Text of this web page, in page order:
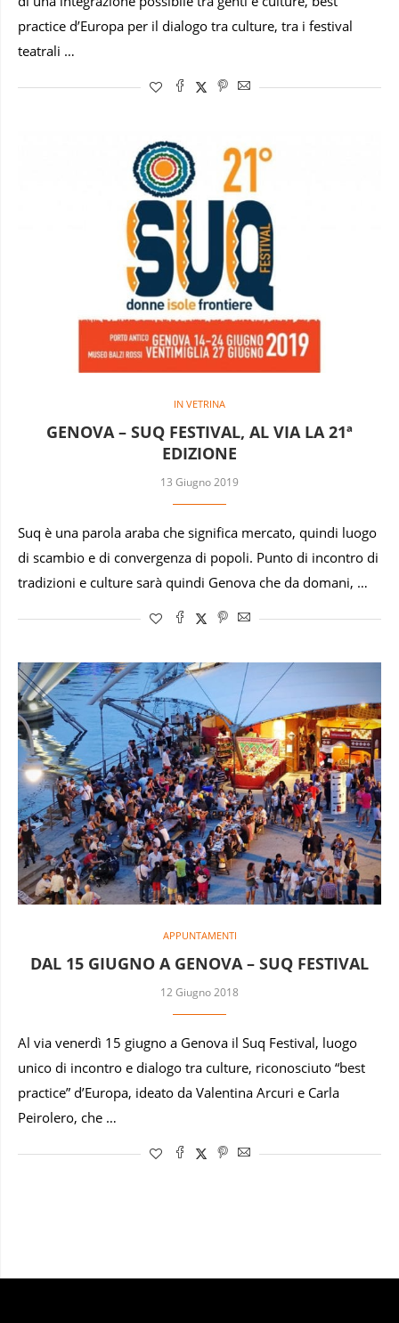
practice d’Europa per il dialogo tra culture, tra i festival
teatrali …
IN VETRINA
GENOVA – SUQ FESTIVAL, AL VIA LA 21ª
EDIZIONE
13 Giugno 2019
Suq è una parola araba che significa mercato, quindi luogo
di scambio e di convergenza di popoli. Punto di incontro di
tradizioni e culture sarà quindi Genova che da domani, …
APPUNTAMENTI
DAL 15 GIUGNO A GENOVA – SUQ FESTIVAL
12 Giugno 2018
Al via venerdì 15 giugno a Genova il Suq Festival, luogo
unico di incontro e dialogo tra culture, riconosciuto “best
practice” d’Europa, ideato da Valentina Arcuri e Carla
Peirolero, che …